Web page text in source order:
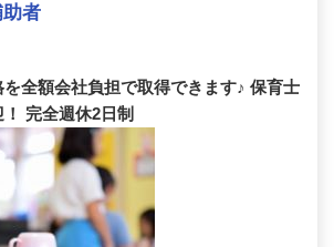
者
全額会社負担で取得できます♪ 保育士
完全週休2日制